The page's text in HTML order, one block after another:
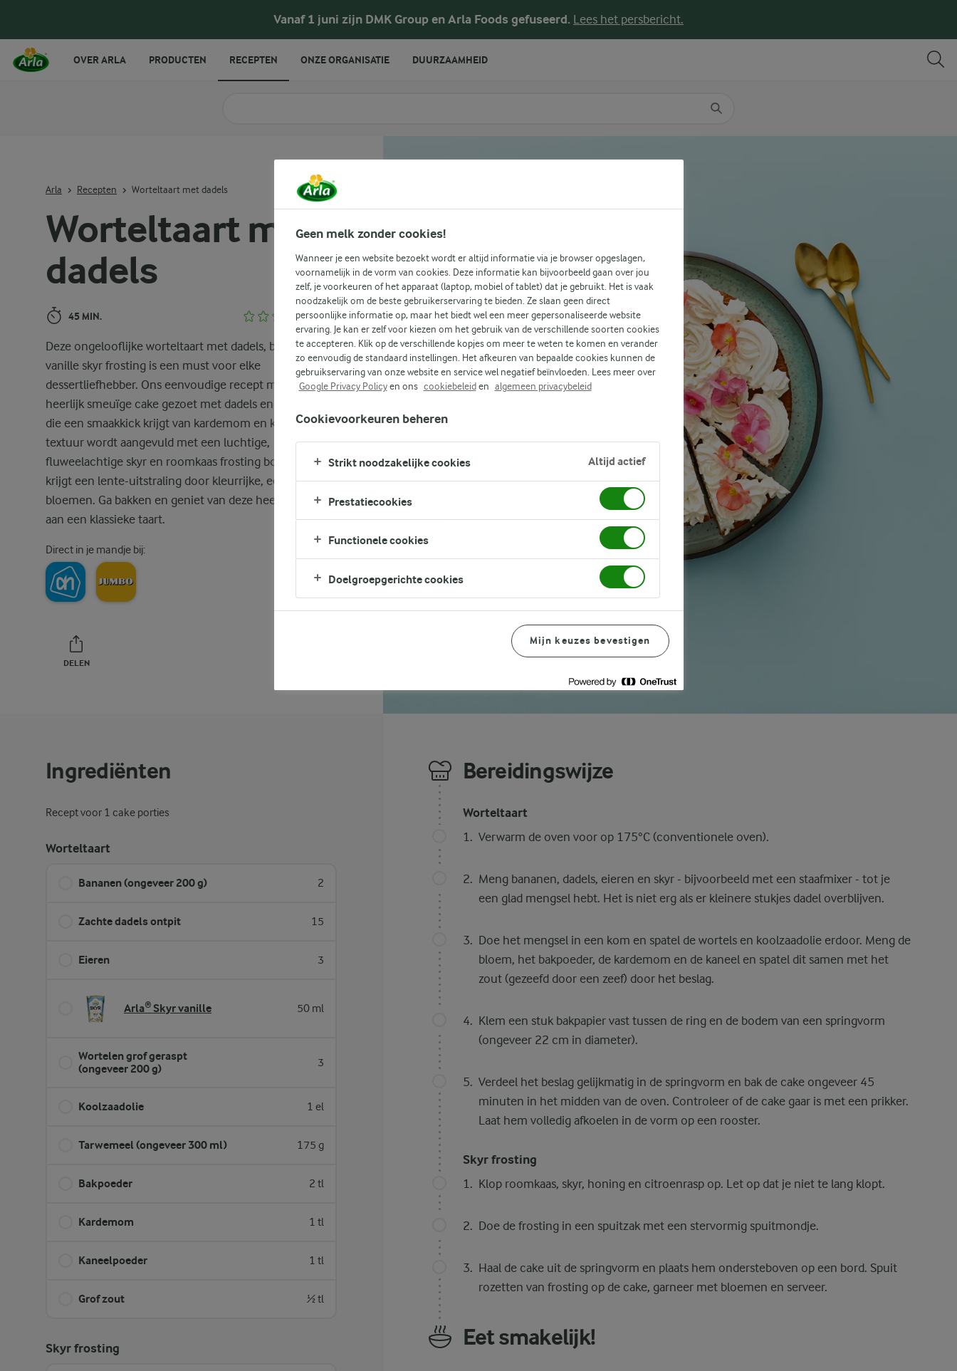
Vanaf 1 juni zijn DMK Group en Arla Foods gefuseerd. Lees het persbericht.
Worteltaart met
dadels
45 MIN. (0)
Deze ongelooflijke worteltaart met dadels, bananen en
vanille skyr frosting is een must voor elke
dessertliefhebber. Ons eenvoudige recept maakt een
heerlijk smeuïge cake gezoet met dadels en bananen
die een smaakkick krijgt van kardemom en kaneel. De
textuur wordt aangevuld met een luchtige,
fluweelachtige skyr en roomkaas frosting bovenop en
krijgt een lente-uitstraling door kleurrijke, eetbare
bloemen. Ga bakken en geniet van deze heerlijke draai
aan een klassieke taart.
Direct in je mandje bij:
DELEN
Arla Recepten Worteltaart met dadels
Ingrediënten
Recept voor 1 cake porties
Worteltaart
Bananen (ongeveer 200 g) 2
Zachte dadels ontpit 15
Eieren 3
Arla® Skyr vanille 50 ml
Wortelen grof geraspt
(ongeveer 200 g)
3
Koolzaadolie 1 el
Tarwemeel (ongeveer 300 ml) 175 g
Bakpoeder 2 tl
Kardemom 1 tl
Kaneelpoeder 1 tl
Grof zout ½ tl
Skyr frosting
Bereidingswijze
Worteltaart
Verwarm de oven voor op 175°C (conventionele oven).
Meng bananen, dadels, eieren en skyr - bijvoorbeeld met een staafmixer - tot je
een glad mengsel hebt. Het is niet erg als er kleinere stukjes dadel overblijven.
Doe het mengsel in een kom en spatel de wortels en koolzaadolie erdoor. Meng de
bloem, het bakpoeder, de kardemom en de kaneel en spatel dit samen met het
zout (gezeefd door een zeef) door het beslag.
Klem een stuk bakpapier vast tussen de ring en de bodem van een springvorm
(ongeveer 22 cm in diameter).
Verdeel het beslag gelijkmatig in de springvorm en bak de cake ongeveer 45
minuten in het midden van de oven. Controleer of de cake gaar is met een prikker.
Laat hem volledig afkoelen in de vorm op een rooster.
Skyr frosting
Klop roomkaas, skyr, honing en citroenrasp op. Let op dat je niet te lang klopt.
Doe de frosting in een spuitzak met een stervormig spuitmondje.
Haal de cake uit de springvorm en plaats hem ondersteboven op een bord. Spuit
rozetten van frosting op de cake, garneer met bloemen en serveer.
Eet smakelijk!
OVER ARLA PRODUCTEN RECEPTEN ONZE ORGANISATIE DUURZAAMHEID
Geen melk zonder cookies!
Wanneer je een website bezoekt wordt er altijd informatie via je browser opgeslagen,
voornamelijk in de vorm van cookies. Deze informatie kan bijvoorbeeld gaan over jou
zelf, je voorkeuren of het apparaat (laptop, mobiel of tablet) dat je gebruikt. Het is vaak
noodzakelijk om de beste gebruikerservaring te bieden. Ze slaan geen direct
persoonlijke informatie op, maar het biedt wel een meer gepersonaliseerde website
ervaring. Je kan er zelf voor kiezen om het gebruik van de verschillende soorten cookies
te accepteren. Klik op de verschillende kopjes om meer te weten te komen en verander
zo eenvoudig de standaard instellingen. Het afkeuren van bepaalde cookies kunnen de
gebruikservaring van onze website en service wel negatief beïnvloeden. Lees meer over
Google Privacy Policyen ons cookiebeleiden algemeen privacybeleid
Cookievoorkeuren beheren
Strikt noodzakelijke cookies Altijd actief
Prestatiecookies
Functionele cookies
Doelgroepgerichte cookies
Mijn keuzes bevestigen